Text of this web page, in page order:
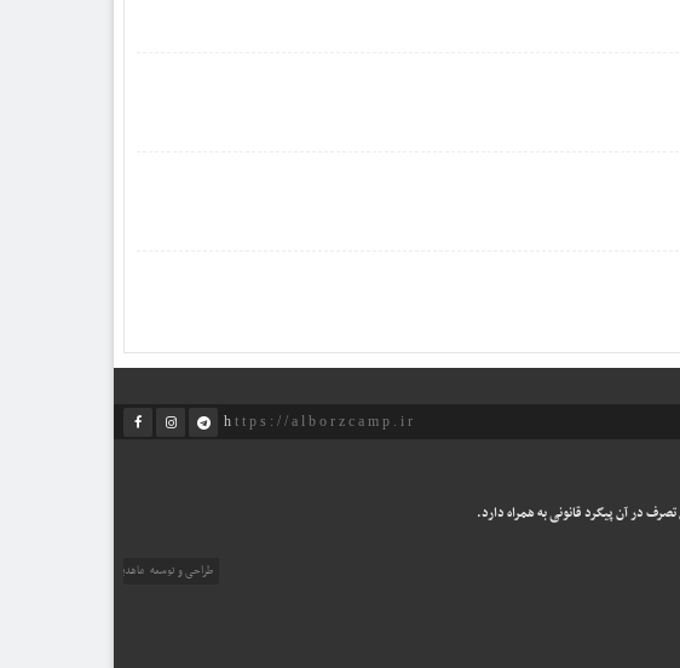
https://alborzcamp.ir
در آن پیگرد قانونی به همراه دارد.
طراحی و توسعه ماهدیس وب